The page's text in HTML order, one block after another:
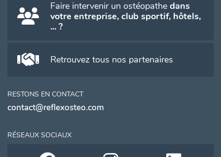
Faire intervenir un ostéopathe dans
votre entreprise, club sportif, hôtels,
... ?
Retrouvez tous nos partenaires
RESTONS EN CONTACT
contact@reflexosteo.com
RÉSEAUX SOCIAUX